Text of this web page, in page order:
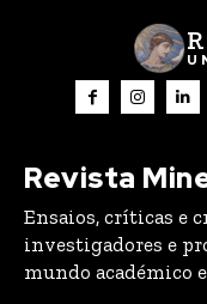
Revista
Ensaios, críticas e
investigadores e
mundo académico